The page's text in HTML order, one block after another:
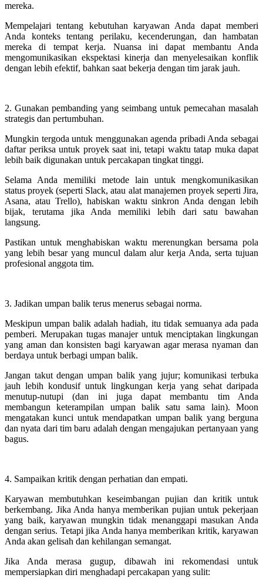
mereka.
Mempelajari tentang kebutuhan karyawan Anda dapat memberi
Anda konteks tentang perilaku, kecenderungan, dan hambatan
mereka di tempat kerja. Nuansa ini dapat membantu Anda
mengomunikasikan ekspektasi kinerja dan menyelesaikan konflik
dengan lebih efektif, bahkan saat bekerja dengan tim jarak jauh.
2. Gunakan pembanding yang seimbang untuk pemecahan masalah
strategis dan pertumbuhan.
Mungkin tergoda untuk menggunakan agenda pribadi Anda sebagai
daftar periksa untuk proyek saat ini, tetapi waktu tatap muka dapat
lebih baik digunakan untuk percakapan tingkat tinggi.
Selama Anda memiliki metode lain untuk mengkomunikasikan
status proyek (seperti Slack, atau alat manajemen proyek seperti Jira,
Asana, atau Trello), habiskan waktu sinkron Anda dengan lebih
bijak, terutama jika Anda memiliki lebih dari satu bawahan
langsung.
Pastikan untuk menghabiskan waktu merenungkan bersama pola
yang lebih besar yang muncul dalam alur kerja Anda, serta tujuan
profesional anggota tim.
3. Jadikan umpan balik terus menerus sebagai norma.
Meskipun umpan balik adalah hadiah, itu tidak semuanya ada pada
pemberi. Merupakan tugas manajer untuk menciptakan lingkungan
yang aman dan konsisten bagi karyawan agar merasa nyaman dan
berdaya untuk berbagi umpan balik.
Jangan takut dengan umpan balik yang jujur; komunikasi terbuka
jauh lebih kondusif untuk lingkungan kerja yang sehat daripada
menutup-nutupi (dan ini juga dapat membantu tim Anda
membangun keterampilan umpan balik satu sama lain). Moon
mengatakan kunci untuk mendapatkan umpan balik yang berguna
dan nyata dari tim baru adalah dengan mengajukan pertanyaan yang
bagus.
4. Sampaikan kritik dengan perhatian dan empati.
Karyawan membutuhkan keseimbangan pujian dan kritik untuk
berkembang. Jika Anda hanya memberikan pujian untuk pekerjaan
yang baik, karyawan mungkin tidak menanggapi masukan Anda
dengan serius. Tetapi jika Anda hanya memberikan kritik, karyawan
Anda akan gelisah dan kehilangan semangat.
Jika Anda merasa gugup, dibawah ini rekomendasi untuk
mempersiapkan diri menghadapi percakapan yang sulit: